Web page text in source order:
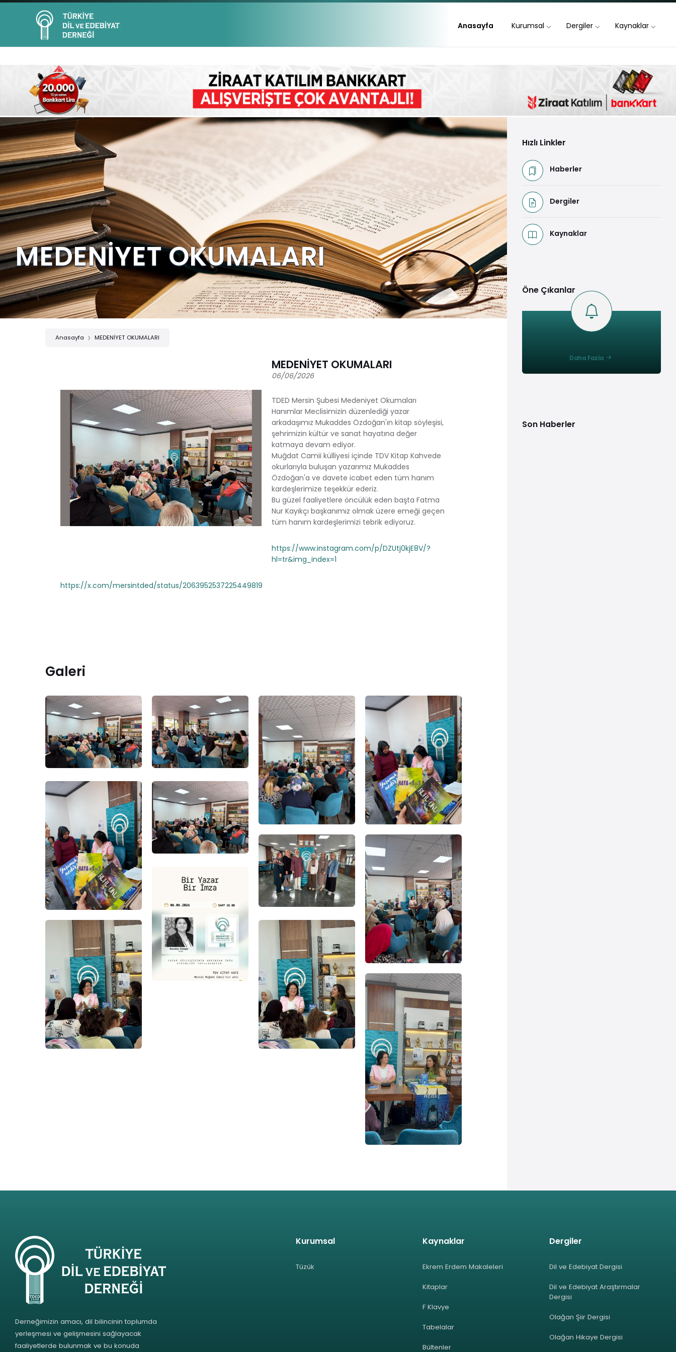
Anasayfa Kurumsal Dergiler Kaynaklar
MEDENİYET OKUMALARI
Anasayfa MEDENİYET OKUMALARI
MEDENİYET OKUMALARI
06/06/2026
TDED Mersin Şubesi Medeniyet Okumaları
Hanımlar Meclisimizin düzenlediği yazar
arkadaşımız Mukaddes Özdoğan'ın kitap söyleşisi,
şehrimizin kültür ve sanat hayatına değer
katmaya devam ediyor.
Muğdat Camii külliyesi içinde TDV Kitap Kahvede
okurlarıyla buluşan yazarımız Mukaddes
Özdoğan'a ve davete icabet eden tüm hanım
kardeşlerimize teşekkür ederiz.
Bu güzel faaliyetlere öncülük eden başta Fatma
Nur Kayıkçı başkanımız olmak üzere emeği geçen
tüm hanım kardeşlerimizi tebrik ediyoruz.
https://www.instagram.com/p/DZUtj0kjE8V/?
hl=tr&img_index=1
https://x.com/mersintded/status/2063952537225449819
Galeri
Hızlı Linkler
Haberler
Dergiler
Kaynaklar
Öne Çıkanlar
Daha Fazla
Son Haberler
Derneğimizin amacı, dil bilincinin toplumda
yerleşmesi ve gelişmesini sağlayacak
faaliyetlerde bulunmak ve bu konuda
Kurumsal
Tüzük
Kaynaklar
Ekrem Erdem Makaleleri
Kitaplar
F Klavye
Tabelalar
Bültenler
Dergiler
Dil ve Edebiyat Dergisi
Dil ve Edebiyat Araştırmalar
Dergisi
Olağan Şiir Dergisi
Olağan Hikaye Dergisi